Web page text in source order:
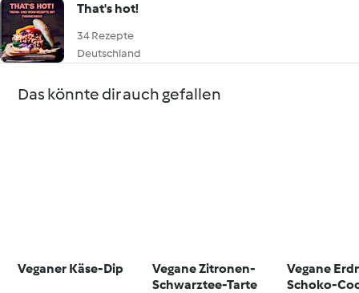
That's hot!
34 Rezepte
Deutschland
Das könnte dir auch gefallen
Veganer Käse-Dip
Vegane Zitronen-
Schwarztee-Tarte
Vegane
Schoko-